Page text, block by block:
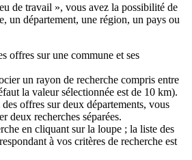
de travail », vous avez la possibilité de
un département, une région, un pays ou
offres sur une commune et ses
un rayon de recherche compris entre
la valeur sélectionnée est de 10 km).
offres sur deux départements, vous
deux recherches séparées.
en cliquant sur la loupe ; la liste des
à vos critères de recherche est